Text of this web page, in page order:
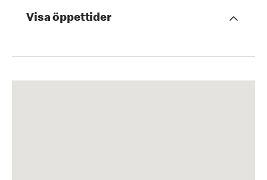
Visa öppettider